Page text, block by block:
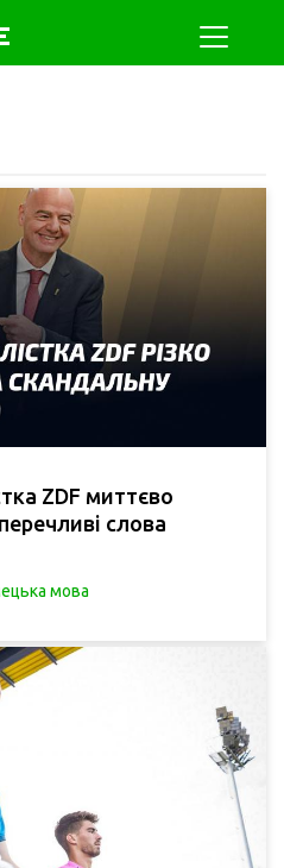
ZDF миттєво
слова
мова